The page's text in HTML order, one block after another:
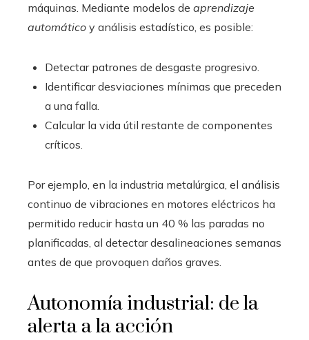
máquinas. Mediante modelos de aprendizaje
automático y análisis estadístico, es posible:
Detectar patrones de desgaste progresivo.
Identificar desviaciones mínimas que preceden
a una falla.
Calcular la vida útil restante de componentes
críticos.
Por ejemplo, en la industria metalúrgica, el análisis
continuo de vibraciones en motores eléctricos ha
permitido reducir hasta un 40 % las paradas no
planificadas, al detectar desalineaciones semanas
antes de que provoquen daños graves.
Autonomía industrial: de la
alerta a la acción